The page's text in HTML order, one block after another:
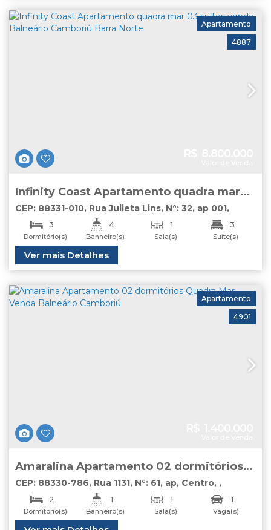
4887
Apartamento
Infinity Coast Apartamento quadra mar
03 suítes venda Balneário Camboriú
Barra Norte
CEP: 88331-010, Rua Julieta Lins, N°: 32, ap 001,
Pioneiros
Balneário Camboriú Santa Catarina
Brasil
3
Dormitório(s)
4
Banheiro(s)
1
Sala(s)
3
Suíte(s)
Total:
234.70
4
Vaga(s)
Ver mais Detalhes
4901
Apartamento
Amaralina Apartamento 02 dormitórios
Quadra Mar Venda Balneário Camboriú
CEP: 88330-786, Rua 1131, N°: 61, ap, Centro ,
Balneário Camboriú
Santa Catarina Brasil
2
Dormitório(s)
1
Banheiro(s)
1
Sala(s)
Total:
1
Vaga(s)
Útil: